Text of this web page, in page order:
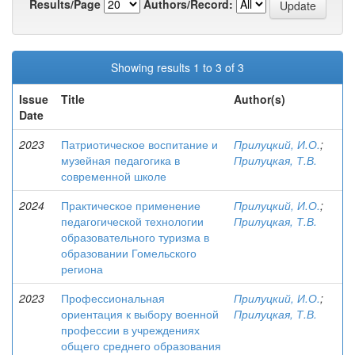
Results/Page
Authors/Record:
Showing results 1 to 3 of 3
Issue
Date
Title Author(s)
2023
Патриотическое воспитание и
музейная педагогика в
современной школе
Прилуцкий, И.О.;
Прилуцкая, Т.В.
2024
Практическое применение
педагогической технологии
образовательного туризма в
образовании Гомельского
региона
Прилуцкий, И.О.;
Прилуцкая, Т.В.
2023
Профессиональная
ориентация к выбору военной
профессии в учреждениях
общего среднего образования
Прилуцкий, И.О.;
Прилуцкая, Т.В.